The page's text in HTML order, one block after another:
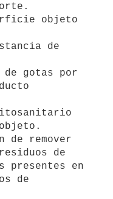
objeto
de
de gotas por
de remover
de
presentes en
de